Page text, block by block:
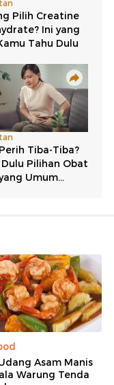
Asam Manis
Warung Tenda